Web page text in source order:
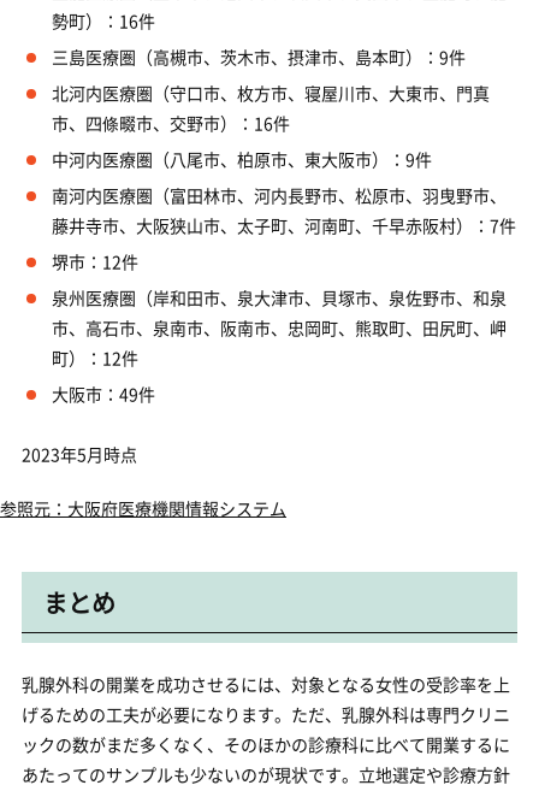
勢町）：16件
三島医療圏（高槻市、茨木市、摂津市、島本町）：9件
北河内医療圏（守口市、枚方市、寝屋川市、大東市、門真
市、四條畷市、交野市）：16件
中河内医療圏（八尾市、柏原市、東大阪市）：9件
南河内医療圏（富田林市、河内長野市、松原市、羽曳野市、
藤井寺市、大阪狭山市、太子町、河南町、千早赤阪村）：7件
堺市：12件
泉州医療圏（岸和田市、泉大津市、貝塚市、泉佐野市、和泉
市、高石市、泉南市、阪南市、忠岡町、熊取町、田尻町、岬
町）：12件
大阪市：49件
2023年5月時点
参照元：大阪府医療機関情報システム
まとめ
乳腺外科の開業を成功させるには、対象となる女性の受診率を上
げるための工夫が必要になります。ただ、乳腺外科は専門クリニ
ックの数がまだ多くなく、そのほかの診療科に比べて開業するに
あたってのサンプルも少ないのが現状です。立地選定や診療方針